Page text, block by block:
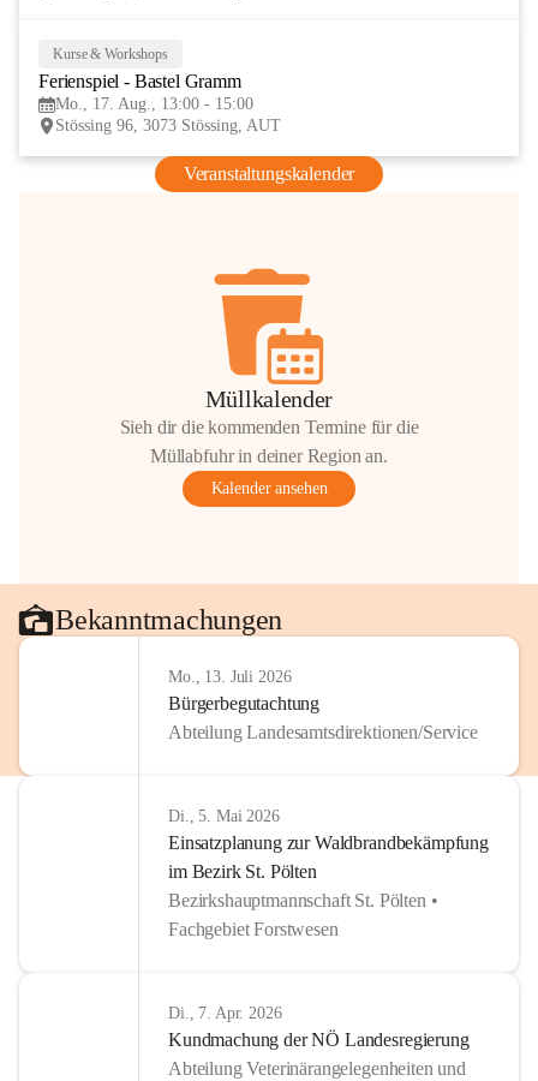
Kurse & Workshops
Ferienspiel - Bastel Gramm
Mo., 17. Aug., 13:00 - 15:00
Stössing 96, 3073 Stössing, AUT
Veranstaltungskalender
Müllkalender
Sieh dir die kommenden Termine für die
Müllabfuhr in deiner Region an.
Kalender ansehen
Bekanntmachungen
Mo., 13. Juli 2026
Bürgerbegutachtung
Abteilung Landesamtsdirektionen/Service
Di., 5. Mai 2026
Einsatzplanung zur Waldbrandbekämpfung
im Bezirk St. Pölten
Bezirkshauptmannschaft St. Pölten •
Fachgebiet Forstwesen
Di., 7. Apr. 2026
Kundmachung der NÖ Landesregierung
Abteilung Veterinärangelegenheiten und